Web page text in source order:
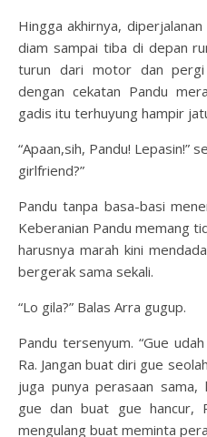
Hingga akhirnya,
diam sampai tiba di depan
turun dari motor dan pergi
dengan cekatan Pandu
gadis itu terhuyung hampir
“Apaan,sih, Pandu! Lepasin!”
girlfriend?”
Pandu tanpa basa-basi
Keberanian Pandu memang
harusnya marah kini
bergerak sama sekali.
“Lo gila?” Balas Arra gugup.
Pandu tersenyum. “Gue
Ra. Jangan buat diri gue
juga punya perasaan sama,
gue dan buat gue hancur,
mengulang buat meminta